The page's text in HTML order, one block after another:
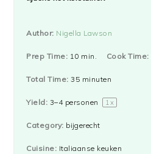
Author: Nigella Lawson
Prep Time: 10 min. Cook Time:
Total Time: 35 minuten
Yield: 3–4personen 1x
Category: bijgerecht
Cuisine: Italiaanse keuken